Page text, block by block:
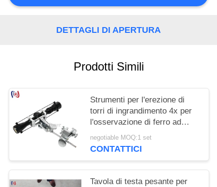
DETTAGLI DI APERTURA
Prodotti Simili
Strumenti per l'erezione di
torri di ingrandimento 4x per
l'osservazione di ferro ad
angolo preciso sulla torre
negotiable MOQ:1 set
CONTATTICI
Tavola di testa pesante per